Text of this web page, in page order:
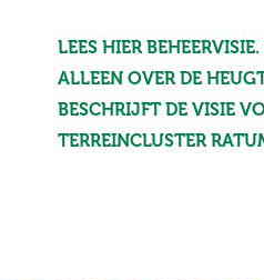
LEES HIER
ALLEEN OVER DE
BESCHRIJFT DE VISIE
TERREINCLUSTER